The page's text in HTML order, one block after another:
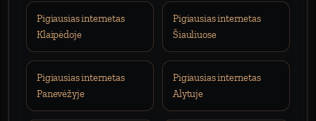
Pigiausias internetas
Klaipėdoje
Pigiausias internetas
Šiauliuose
Pigiausias internetas
Panevėžyje
Pigiausias internetas
Alytuje